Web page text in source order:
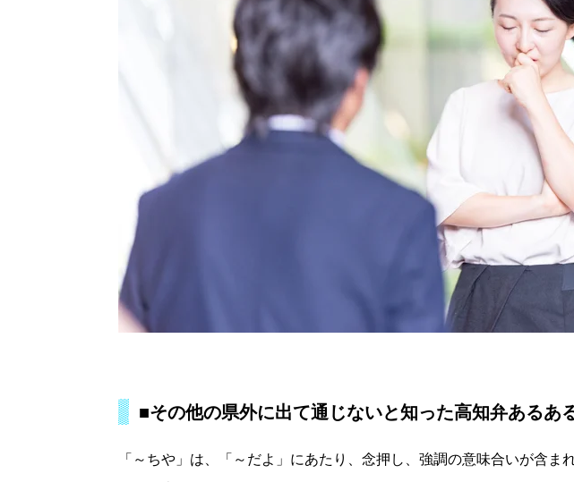
■その他の県外に出て通じないと知った高知弁あるあ
「～ちや」は、「～だよ」にあたり、念押し、強調の意味合いが含ま